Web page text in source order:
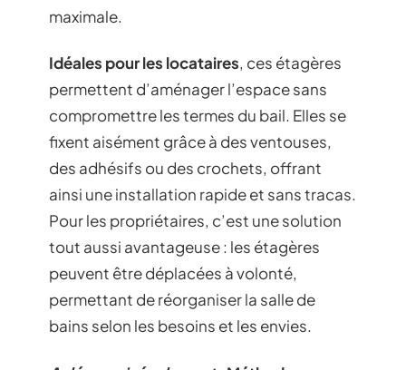
maximale.
Idéales pour les locataires, ces étagères
permettent d’aménager l’espace sans
compromettre les termes du bail. Elles se
fixent aisément grâce à des ventouses,
des adhésifs ou des crochets, offrant
ainsi une installation rapide et sans tracas.
Pour les propriétaires, c’est une solution
tout aussi avantageuse : les étagères
peuvent être déplacées à volonté,
permettant de réorganiser la salle de
bains selon les besoins et les envies.